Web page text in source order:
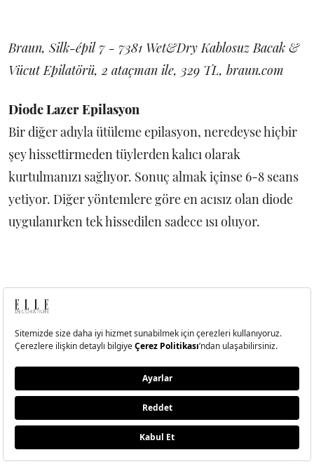
Braun, Silk-épil 7 - 7381 Wet&Dry Kablosuz Bacak &
Vücut Epilatörü, 2 ataçman ile, 329 TL, braun.com
Diode Lazer Epilasyon
Bir diğer adıyla ütüleme epilasyon, neredeyse hiçbir
şey hissettirmeden tüylerden kalıcı olarak
kurtulmanızı sağlıyor. Sonuç almak içinse 6-8 seans
yetiyor. Diğer yöntemlere göre en acısız olan diode
uygulanırken tek hissedilen sadece ısı oluyor.
ETİKETLER
EPILASYON
Dergide Bu Ay